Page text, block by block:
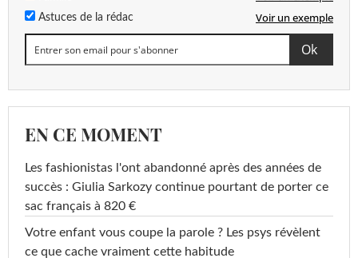
Astuces de la rédac Voir un exemple
EN CE MOMENT
Les fashionistas l'ont abandonné après des années de
succès : Giulia Sarkozy continue pourtant de porter ce
sac français à 820 €
Votre enfant vous coupe la parole ? Les psys révèlent
ce que cache vraiment cette habitude